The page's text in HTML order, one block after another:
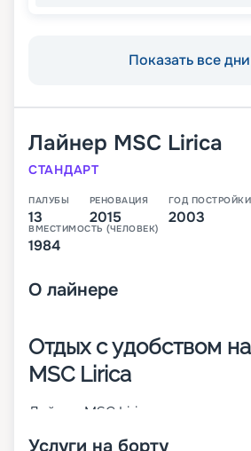
Показать все
Лайнер MSC Lirica
СТАНДАРТ
ПАЛУБЫ
13
РЕНОВАЦИЯ
2015
ГОД ПОСТРОЙКИ
2003
ВМЕСТИМОСТЬ (ЧЕЛОВЕК)
1984
О лайнере
Отдых с удобством
MSC Lirica
Лайнер MSC Lirica сочетает
Услуги на борту